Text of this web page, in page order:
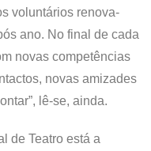
voluntários renova-
ano. No final de cada
novas competências
novas amizades
lê-se, ainda.
de Teatro está a